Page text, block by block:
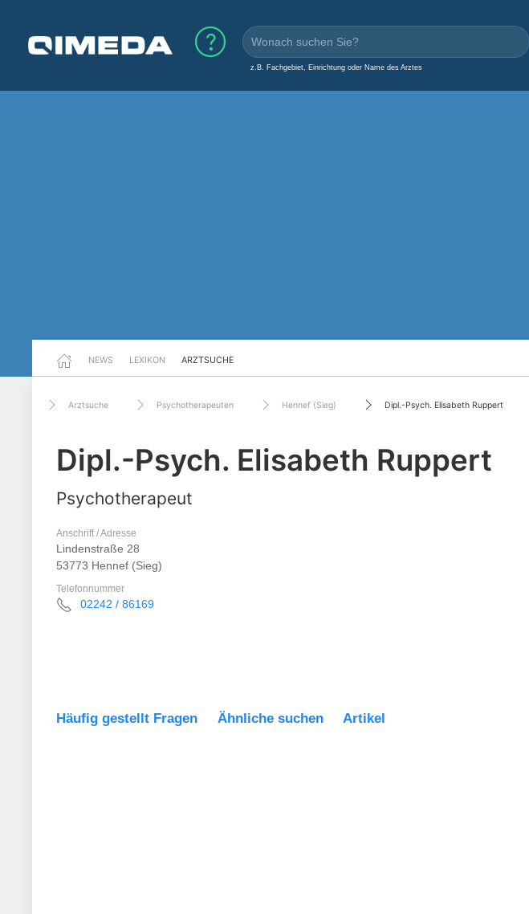
z.B. Fachgebiet, Einrichtung oder Name des Arztes
NEWS LEXIKON ARZTSUCHE
Arztsuche Psychotherapeuten Hennef (Sieg) Dipl.-Psych. Elisabeth Ruppert
Dipl.-Psych. Elisabeth Ruppert
Psychotherapeut
Anschrift / Adresse
Lindenstraße 28
53773 Hennef (Sieg)
Telefonnummer
02242 / 86169
Häufig gestellt Fragen Ähnliche suchen Artikel